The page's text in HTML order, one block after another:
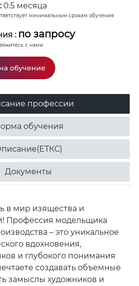
0.5 месяца
минимальным срокам обучения
: по запросу
с нами
обучение
профессии
обучения
Документы
в мир изящества и
Профессия модельщика
– это уникальное
вдохновения,
и глубокого понимания
создавать объемные
замыслы художников и